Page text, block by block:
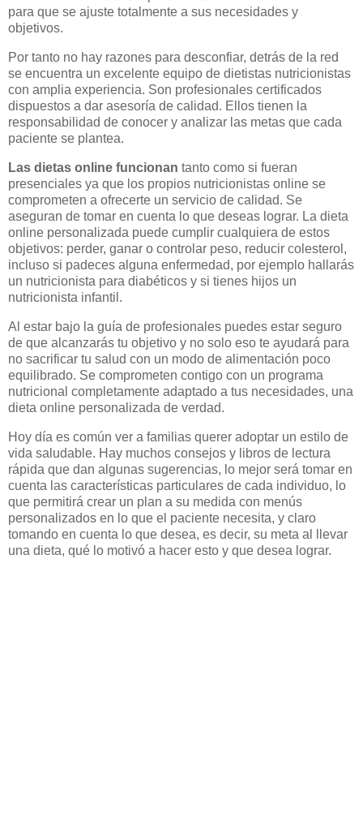
para que se ajuste totalmente a sus necesidades y
objetivos.
Por tanto no hay razones para desconfiar, detrás de la red
se encuentra un excelente equipo de dietistas nutricionistas
con amplia experiencia. Son profesionales certificados
dispuestos a dar asesoría de calidad. Ellos tienen la
responsabilidad de conocer y analizar las metas que cada
paciente se plantea.
Las dietas online funcionan tanto como si fueran
presenciales ya que los propios nutricionistas online se
comprometen a ofrecerte un servicio de calidad. Se
aseguran de tomar en cuenta lo que deseas lograr. La dieta
online personalizada puede cumplir cualquiera de estos
objetivos: perder, ganar o controlar peso, reducir colesterol,
incluso si padeces alguna enfermedad, por ejemplo hallarás
un nutricionista para diabéticos y si tienes hijos un
nutricionista infantil.
Al estar bajo la guía de profesionales puedes estar seguro
de que alcanzarás tu objetivo y no solo eso te ayudará para
no sacrificar tu salud con un modo de alimentación poco
equilibrado. Se comprometen contigo con un programa
nutricional completamente adaptado a tus necesidades, una
dieta online personalizada de verdad.
Hoy día es común ver a familias querer adoptar un estilo de
vida saludable. Hay muchos consejos y libros de lectura
rápida que dan algunas sugerencias, lo mejor será tomar en
cuenta las características particulares de cada individuo, lo
que permitirá crear un plan a su medida con menús
personalizados en lo que el paciente necesita, y claro
tomando en cuenta lo que desea, es decir, su meta al llevar
una dieta, qué lo motivó a hacer esto y que desea lograr.